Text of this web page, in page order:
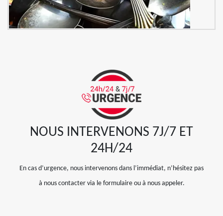
NOUS INTERVENONS 7J/7 ET
24H/24
En cas d’urgence, nous intervenons dans l’immédiat, n’hésitez pas
à nous contacter via le formulaire ou à nous appeler.